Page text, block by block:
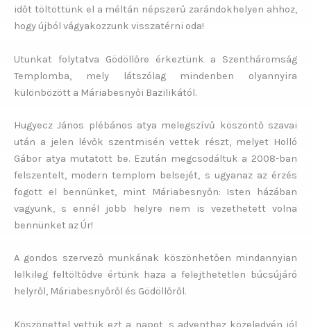
időt töltöttünk el a méltán népszerű zarándokhelyen ahhoz,
hogy újból vágyakozzunk visszatérni oda!
Utunkat folytatva Gödöllőre érkeztünk a Szentháromság
Templomba, mely látszólag mindenben olyannyira
különbözött a Máriabesnyői Bazilikától.
Hugyecz János plébános atya melegszívű köszöntő szavai
után a jelen lévők szentmisén vettek részt, melyet Holló
Gábor atya mutatott be. Ezután megcsodáltuk a 2008-ban
felszentelt, modern templom belsejét, s ugyanaz az érzés
fogott el bennünket, mint Máriabesnyőn: Isten házában
vagyunk, s ennél jobb helyre nem is vezethetett volna
bennünket az Úr!
A gondos szervező munkának köszönhetően mindannyian
lelkileg feltöltődve értünk haza a felejthetetlen búcsújáró
helyről, Máriabesnyőről és Gödöllőről.
Köszönettel vettük ezt a napot, s adventhez közeledvén jól